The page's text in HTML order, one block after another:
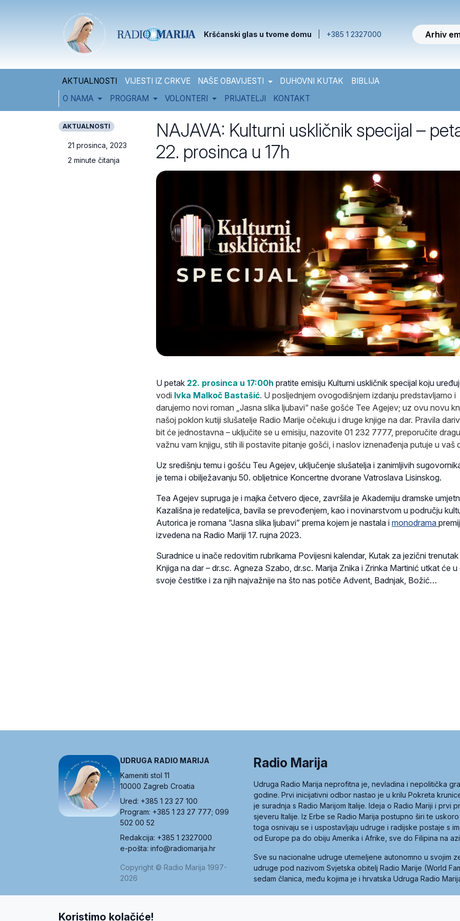
Kršćanski glas u tvome domu +385 1 2327000 Arhiv
AKTUALNOSTI VIJESTI IZ CRKVE NAŠE OBAVIJESTI DUHOVNI KUTAK
BIBLIJA
O NAMA
PROGRAM VOLONTERI PRIJATELJI KONTAKT
AKTUALNOSTI
21 prosinca, 2023
2 minute čitanja
NAJAVA: Kulturni uskličnik specijal –
22. prosinca u 17h
U petak 22. prosinca u 17:00h pratite emisiju Kulturni uskličnik specijal koju
vodi Ivka Malkoč Bastašić. U posljednjem ovogodišnjem izdanju predstavljamo i
darujemo novi roman „Jasna slika ljubavi“ naše gošće Tee Agejev; uz ovu novu
našoj poklon kutiji slušatelje Radio Marije očekuju i druge knjige na dar. Pravila
bit će jednostavna – uključite se u emisiju, nazovite 01 232 7777, preporučite dragu,
važnu vam knjigu, stih ili postavite pitanje gošći, i naslov iznenađenja putuje u vaš
Uz središnju temu i gošću Teu Agejev, uključenje slušatelja i zanimljivih
je tema i obilježavanju 50. obljetnice Koncertne dvorane Vatroslava Lisinskog.
Tea Agejev supruga je i majka četvero djece, završila je Akademiju dramske
Kazališna je redateljica, bavila se prevođenjem, kao i novinarstvom u području
Autorica je romana “Jasna slika ljubavi” prema kojem je nastala i monodrama
izvedena na Radio Mariji 17. rujna 2023.
Suradnice u inače redovitim rubrikama Povijesni kalendar, Kutak za jezični trenutak
Knjiga na dar – dr.sc. Agneza Szabo, dr.sc. Marija Znika i Zrinka Martinić utkat će u
svoje čestitke i za njih najvažnije na što nas potiče Advent, Badnjak, Božić…
UDRUGA RADIO MARIJA
Kameniti stol 11
10000 Zagreb Croatia
Ured: +385 1 23 27 100
Program: +385 1 23 27 777; 099
502 00 52
Redakcija: +385 1 2327000
e-pošta: info@radiomarija.hr
Copyright © Radio Marija 1997-
2026
Radio Marija
Udruga Radio Marija neprofitna je, nevladina i nepolitička
godine. Prvi inicijativni odbor nastao je u krilu Pokreta
je suradnja s Radio Marijom Italije. Ideja o Radio Mariji i prvi
sjeveru Italije. Iz Erbe se Radio Marija postupno širi te
toga osnivaju se i uspostavljaju udruge i radijske postaje s
od Europe pa do obiju Amerika i Afrike, sve do Filipina na
Sve su nacionalne udruge utemeljene autonomno u svojim
udruge pod nazivom Svjetska obitelj Radio Marije (World
sedam članica, među kojima je i hrvatska Udruga Radio
Koristimo kolačiće!